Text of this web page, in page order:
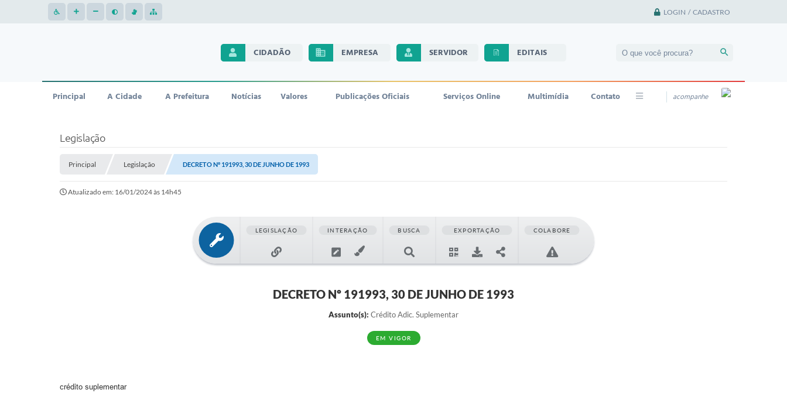
LOGIN / CADASTRO
CIDADÃO EMPRESA SERVIDOR EDITAIS
Principal A Cidade A Prefeitura Notícias Valores Publicações Oficiais Serviços Online Multimídia Contato acompanhe
Legislação
Principal Legislação DECRETO Nº 191993, 30 DE JUNHO DE 1993
Atualizado em: 16/01/2024 às 14h45
LEGISLAÇÃO INTERAÇÃO BUSCA EXPORTAÇÃO COLABORE
DECRETO Nº 191993, 30 DE JUNHO DE 1993
Assunto(s): Crédito Adic. Suplementar
EM VIGOR
crédito suplementar